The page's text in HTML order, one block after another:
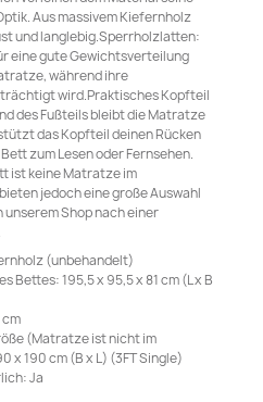
Aus massivem Kiefernholz
und langlebig.Sperrholzlatten:
eine gute Gewichtsverteilung
während ihre
wird.Praktisches Kopfteil
des Fußteils bleibt die Matratze
das Kopfteil deinen Rücken
zum Lesen oder Fernsehen.
ist keine Matratze im
jedoch eine große Auswahl
Shop nach einer
(unbehandelt)
Bettes: 195,5 x 95,5 x 81 cm (L x B
cm
(Matratze ist nicht im
190 cm (B x L) (3FT Single)
Ja